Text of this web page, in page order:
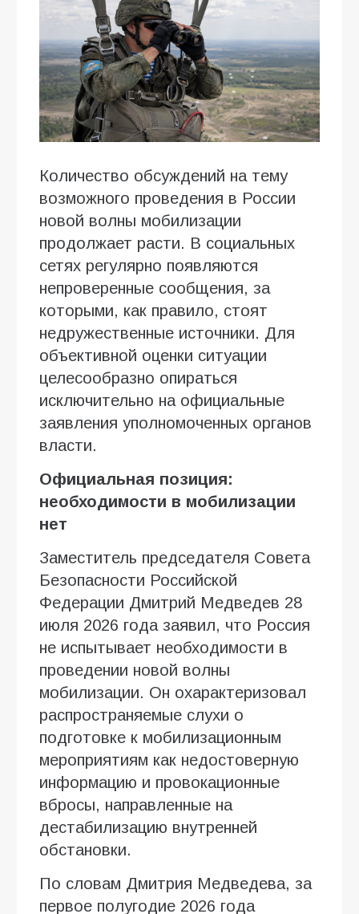
Количество обсуждений на тему
возможного проведения в России
новой волны мобилизации
продолжает расти. В социальных
сетях регулярно появляются
непроверенные сообщения, за
которыми, как правило, стоят
недружественные источники. Для
объективной оценки ситуации
целесообразно опираться
исключительно на официальные
заявления уполномоченных органов
власти.
Официальная позиция:
необходимости в мобилизации
нет
Заместитель председателя Совета
Безопасности Российской
Федерации Дмитрий Медведев 28
июля 2026 года заявил, что Россия
не испытывает необходимости в
проведении новой волны
мобилизации. Он охарактеризовал
распространяемые слухи о
подготовке к мобилизационным
мероприятиям как недостоверную
информацию и провокационные
вбросы, направленные на
дестабилизацию внутренней
обстановки.
По словам Дмитрия Медведева, за
первое полугодие 2026 года